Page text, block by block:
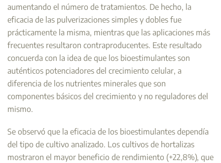
aumentando el número de tratamientos. De hecho, la
eficacia de las pulverizaciones simples y dobles fue
prácticamente la misma, mientras que las aplicaciones más
frecuentes resultaron contraproducentes. Este resultado
concuerda con la idea de que los bioestimulantes son
auténticos potenciadores del crecimiento celular, a
diferencia de los nutrientes minerales que son
componentes básicos del crecimiento y no reguladores del
mismo.
Se observó que la eficacia de los bioestimulantes dependía
del tipo de cultivo analizado. Los cultivos de hortalizas
mostraron el mayor beneficio de rendimiento (+22,8%), que